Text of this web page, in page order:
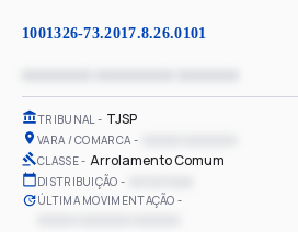
1001326-73.2017.8.26.0101
TRIBUNAL TJSP
VARA / COMARCA
CLASSE Arrolamento Comum
DISTRIBUIÇÃO
ÚLTIMA MOVIMENTAÇÃO